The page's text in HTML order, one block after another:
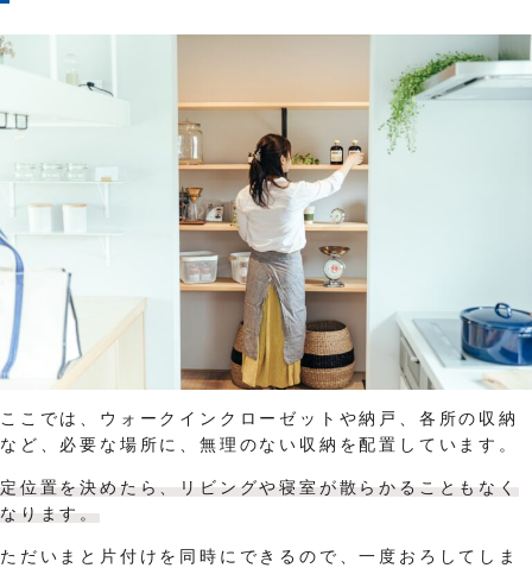
ここでは、ウォークインクローゼットや納戸、各所の収納
など、必要な場所に、無理のない収納を配置しています。
定位置を決めたら、リビングや寝室が散らかることもなく
なります。
ただいまと片付けを同時にできるので、一度おろしてしま